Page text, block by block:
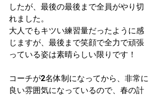
したが、最後の最後まで全員がやり切
れました。
大人でもキツい練習量だったように感
じますが、最後まで笑顔で全力で頑張
っている姿は素晴らしい限りです！
コーチが2名体制になってから、非常に
良い雰囲気になっているので、春の計